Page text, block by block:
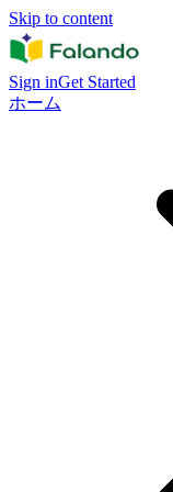
Skip to content
Sign inGet Started
ホーム